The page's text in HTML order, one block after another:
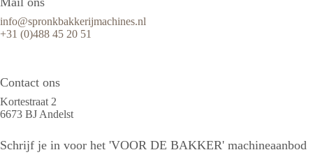
info@spronkbakkerijmachines.nl
+31 (0)488 45 20 51
Contact ons
Kortestraat 2
6673 BJ Andelst
Schrijf je in voor het 'VOOR DE BAKKER' machineaanbod